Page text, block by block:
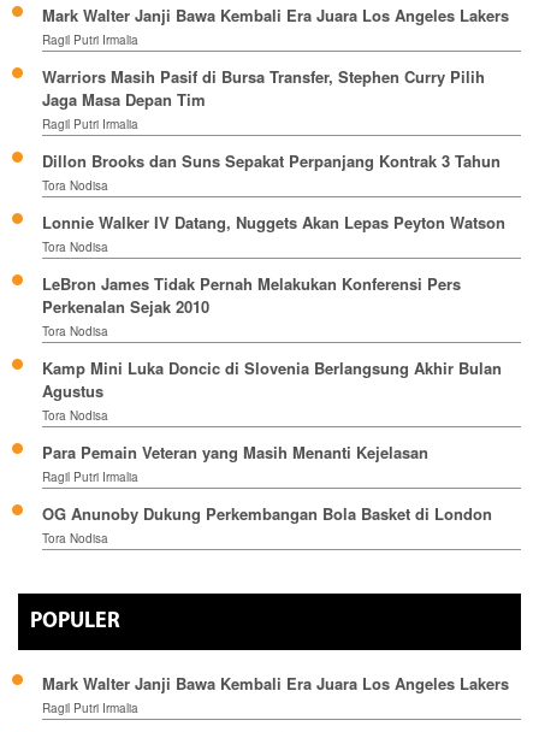
Mark Walter Janji Bawa Kembali Era Juara Los Angeles Lakers
Ragil Putri Irmalia
Warriors Masih Pasif di Bursa Transfer, Stephen Curry Pilih
Jaga Masa Depan Tim
Ragil Putri Irmalia
Dillon Brooks dan Suns Sepakat Perpanjang Kontrak 3 Tahun
Tora Nodisa
Lonnie Walker IV Datang, Nuggets Akan Lepas Peyton Watson
Tora Nodisa
LeBron James Tidak Pernah Melakukan Konferensi Pers
Perkenalan Sejak 2010
Tora Nodisa
Kamp Mini Luka Doncic di Slovenia Berlangsung Akhir Bulan
Agustus
Tora Nodisa
Para Pemain Veteran yang Masih Menanti Kejelasan
Ragil Putri Irmalia
OG Anunoby Dukung Perkembangan Bola Basket di London
Tora Nodisa
POPULER
Mark Walter Janji Bawa Kembali Era Juara Los Angeles Lakers
Ragil Putri Irmalia